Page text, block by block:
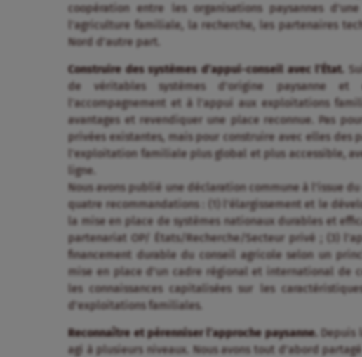
coopération entre les organisations paysannes
l’agriculture familiale, la recherche, les partenaires
Nord d’autre part.
Construire des systèmes d’appui-conseil avec l’État.
de véritables systèmes d’origine paysanne
l’accompagnement et à l’appui aux exploitations
avantages et revendiquer une place reconnue. Pas
privées existantes, mais pour construire avec elles des
l’exploitation familiale plus global et plus accessible,
ligne.
Nous avons publié une déclaration commune à l’issue
quatre recommandations : (1) l’élargissement et le
la mise en place de systèmes nationaux durables et
partenariat OP/ États/Recherche/Secteur privé ; (3)
financement durable du conseil agricole selon un
mise en place d’un cadre régional et international de
les connaissances capitalisées sur les
d’exploitations familiales.
Reconnaître et pérenniser l’approche paysanne.
agi à plusieurs niveaux. Nous avons tout d’abord